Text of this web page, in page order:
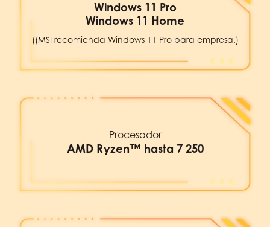
Windows 11 Pro
Windows 11 Home
((MSI recomienda Windows 11 Pro para empresa.)
Procesador
AMD Ryzen™ hasta 7 250